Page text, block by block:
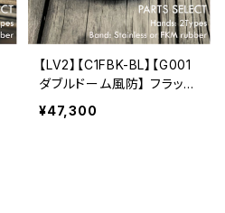
【LV2】【C1FBK-BL】【G001
ダブルドーム風防】 フラット
ベゼル 20気圧防水 機械
式/自動巻き SEIKO NH36
¥47,300